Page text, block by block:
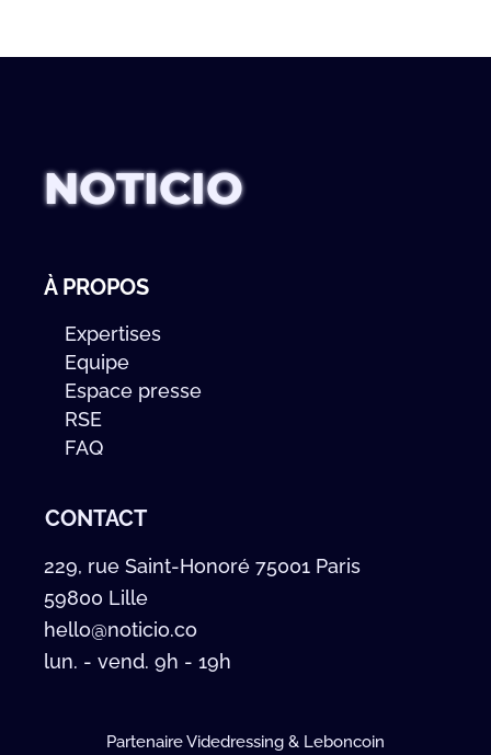
NOTICIO
À PROPOS
Expertises
Equipe
Espace presse
RSE
FAQ
CONTACT
229, rue Saint-Honoré 75001 Paris
59800 Lille
hello@noticio.co
lun. - vend. 9h - 19h
Partenaire Videdressing & Leboncoin